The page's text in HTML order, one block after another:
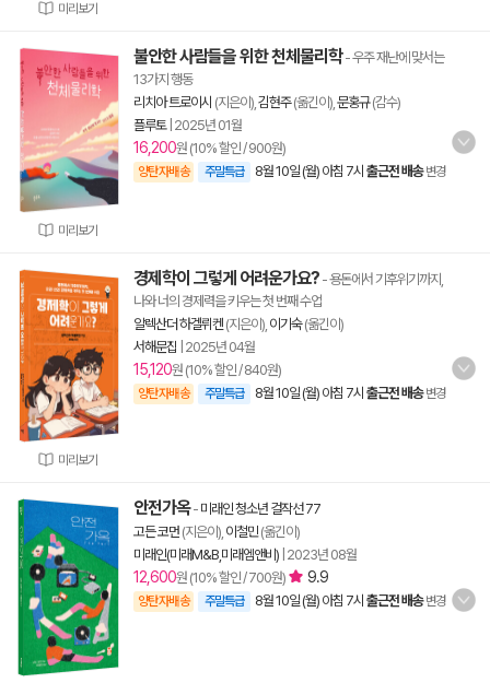
미리보기
미리보기
불안한 사람들을 위한 천체물리학- 우주 재난에 맞서는
13가지 행동
리치아 트로이시 (지은이), 김현주(옮긴이), 문홍규(감수)
플루토| 2025년 01월
16,200원 (10% 할인 / 900원)
양탄자배송 주말특급 8월 10일 (월) 아침 7시 출근전 배송 변경
미리보기
경제학이 그렇게 어려운가요? - 용돈에서 기후위기까지,
나와 너의 경제력을 키우는 첫 번째 수업
알렉산더 하겔뤼켄 (지은이), 이기숙(옮긴이)
서해문집 2025년 04월
15,120원 (10% 할인 / 840원)
양탄자배송 주말특급 8월 10일 (월) 아침 7시 출근전 배송 변경
안전가옥- 미래인 청소년 걸작선 77
고든 코먼 (지은이), 이철민(옮긴이)
미래인(미래M&B,미래엠앤비) 2023년 08월
12,600원 (10% 할인 / 700원) 9.9
양탄자배송 주말특급 8월 10일 (월) 아침 7시 출근전 배송 변경